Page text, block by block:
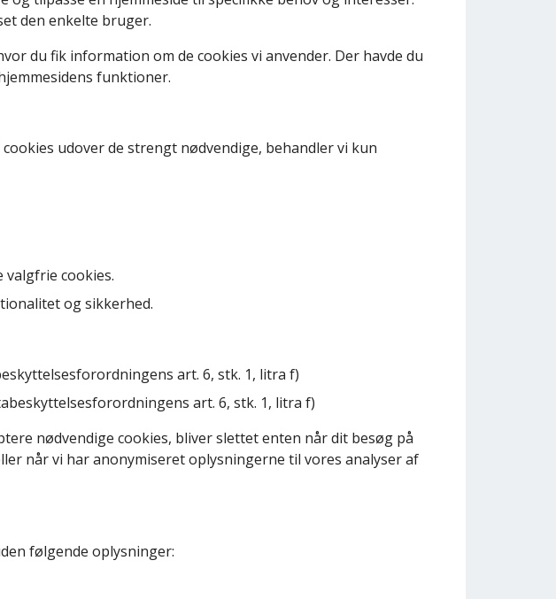
den enkelte bruger.
du fik information om de cookies vi anvender. Der havde du
funktioner.
udover de strengt nødvendige, behandler vi kun
valgfrie cookies.
og sikkerhed.
art. 6, stk. 1, litra f)
art. 6, stk. 1, litra f)
nødvendige cookies, bliver slettet enten når dit besøg på
når vi har anonymiseret oplysningerne til vores analyser af
følgende oplysninger: